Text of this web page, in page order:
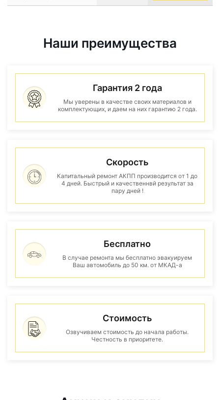
Наши преимущества
Гарантия 2 года
Мы уверены в качестве своих материалов и
комплектующих, и даем на них гарантию 2 года.
Скорость
Капитальный ремонт АКПП производится от 1 до
4 дней. Быстрый и качественнвй результат за
пару дней !
Бесплатно
В случае ремонта мы бесплатно эвакуируем
Ваш автомобиль до 50 км. от МКАД-а
Стоимость
Озвучиваем стоимость до начала работы.
Честность в приоритете.